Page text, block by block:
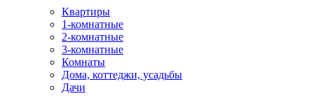
Квартиры
1-комнатные
2-комнатные
3-комнатные
Комнаты
Дома, коттеджи, усадьбы
Дачи